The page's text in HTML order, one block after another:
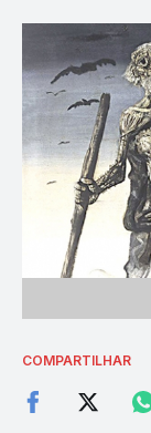
COMPARTILHAR